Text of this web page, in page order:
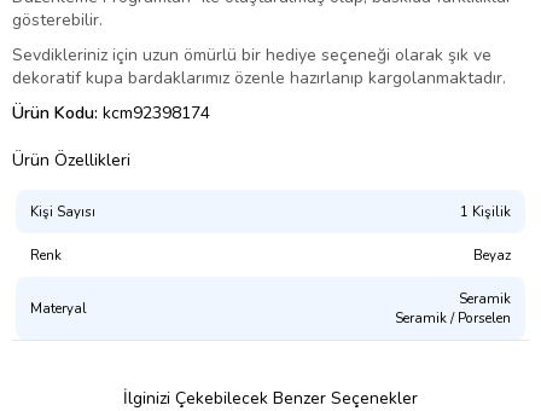
gösterebilir.
Sevdikleriniz için uzun ömürlü bir hediye seçeneği olarak şık ve
dekoratif kupa bardaklarımız özenle hazırlanıp kargolanmaktadır.
Ürün Kodu: kcm92398174
Ürün Özellikleri
Kişi Sayısı 1 Kişilik
Renk Beyaz
Materyal
Seramik
Seramik / Porselen
İlginizi Çekebilecek Benzer Seçenekler